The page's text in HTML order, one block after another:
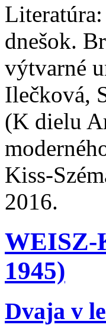
Literatúra:
dnešok.
výtvarné
Ilečková,
(K dielu
Kiss-
2016.
WEISZ-
1945)
Dvaja v